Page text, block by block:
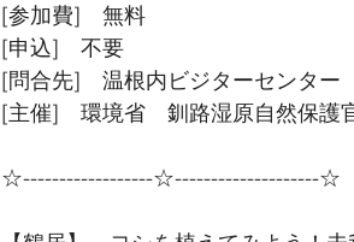
[参加費]　無料
[申込]　不要
[問合先]　温根内ビジターセンター
[主催]　環境省　釧路湿原自然保護
☆------------------☆--------------------☆